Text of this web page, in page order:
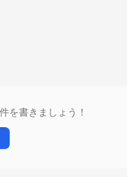
を書きましょう！